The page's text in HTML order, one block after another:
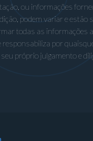
ou informações
podem variar e estão
todas as informações
por
próprio julgamento e